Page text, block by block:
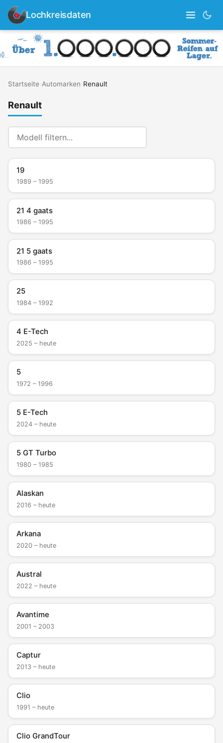
Lochkreisdaten
Startseite Automarken Renault
Renault
19
1989 – 1995
21 4 gaats
1986 – 1995
21 5 gaats
1986 – 1995
25
1984 – 1992
4 E-Tech
2025 – heute
5
1972 – 1996
5 E-Tech
2024 – heute
5 GT Turbo
1980 – 1985
Alaskan
2016 – heute
Arkana
2020 – heute
Austral
2022 – heute
Avantime
2001 – 2003
Captur
2013 – heute
Clio
1991 – heute
Clio GrandTour